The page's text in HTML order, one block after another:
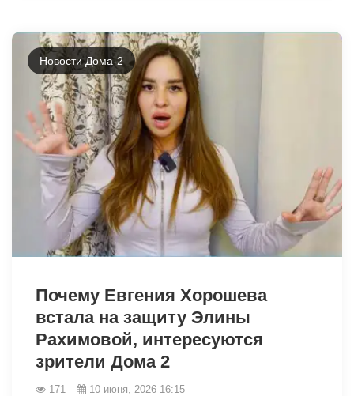
Новости Дома-2
Почему Евгения Хорошева
встала на защиту Элины
Рахимовой, интересуются
зрители Дома 2
171 10 июня, 2026 16:15